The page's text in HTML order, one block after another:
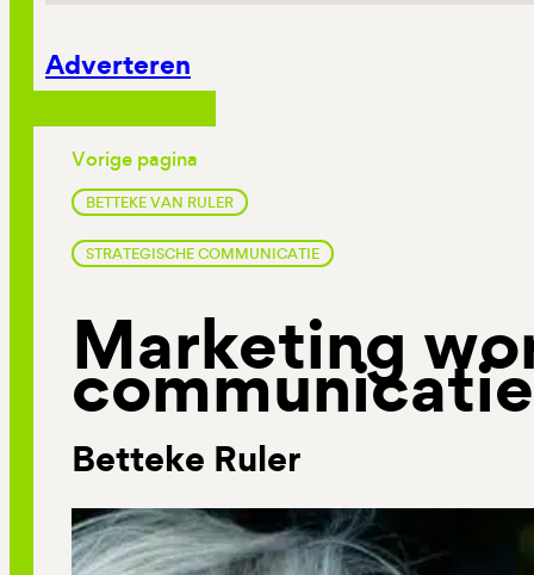
Adverteren
Vorige pagina
BETTEKE VAN RULER
STRATEGISCHE COMMUNICATIE
Marketing
communicatie
Betteke Ruler